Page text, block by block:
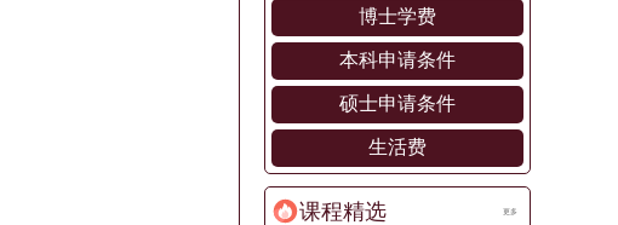
博士学费
本科申请条件
硕士申请条件
生活费
课程精选 更多